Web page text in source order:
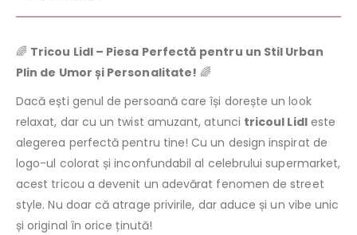
🌈 Tricou Lidl – Piesa Perfectă pentru un Stil Urban
Plin de Umor și Personalitate! 🌈
Dacă ești genul de persoană care își dorește un look
relaxat, dar cu un twist amuzant, atunci tricoul Lidleste
alegerea perfectă pentru tine! Cu un design inspirat de
logo-ul colorat și inconfundabil al celebrului supermarket,
acest tricou a devenit un adevărat fenomen de street
style. Nu doar că atrage privirile, dar aduce și un vibe unic
și original în orice ținută!